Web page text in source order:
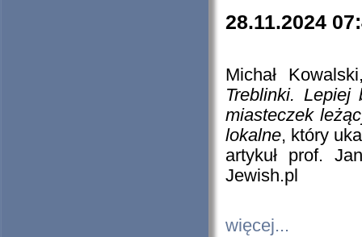
28.11.2024
Michał
Treblinki. Lepiej
miasteczek
lokalne, który
artykuł prof.
Jewish.pl
więcej...